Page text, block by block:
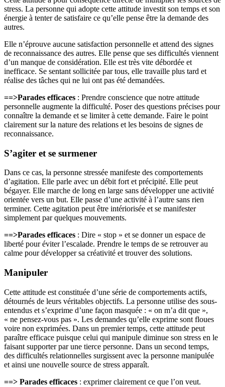
stress. La personne qui adopte cette attitude investit son temps et son
énergie à tenter de satisfaire ce qu’elle pense être la demande des
autres.
Elle n’éprouve aucune satisfaction personnelle et attend des signes
de reconnaissance des autres. Elle pense que ses difficultés viennent
d’un manque de considération. Elle est très vite débordée et
inefficace. Se sentant sollicitée par tous, elle travaille plus tard et
réalise des tâches qui ne lui ont pas été demandées.
==>Parades efficaces : Prendre conscience que notre attitude
personnelle augmente la difficulté. Poser des questions précises pour
connaître la demande et se limiter à cette demande. Faire le point
clairement sur la nature des relations et les besoins de signes de
reconnaissance.
S’agiter et se surmener
Dans ce cas, la personne stressée manifeste des comportements
d’agitation. Elle parle avec un débit fort et précipité. Elle peut
bégayer. Elle marche de long en large sans développer une activité
orientée vers un but. Elle passe d’une activité à l’autre sans rien
terminer. Cette agitation peut être intériorisée et se manifester
simplement par quelques mouvements.
==>Parades efficaces : Dire « stop » et se donner un espace de
liberté pour éviter l’escalade. Prendre le temps de se retrouver au
calme pour développer sa créativité et trouver des solutions.
Manipuler
Cette attitude est constituée d’une série de comportements actifs,
détournés de leurs véritables objectifs. La personne utilise des sous-
entendus et s’exprime d’une façon masquée : « on m’a dit que »,
« ne pensez-vous pas ». Les demandes qu’elle exprime sont floues
voire non exprimées. Dans un premier temps, cette attitude peut
paraître efficace puisque celui qui manipule diminue son stress en le
faisant supporter par une tierce personne. Dans un second temps,
des difficultés relationnelles surgissent avec la personne manipulée
et ainsi une nouvelle source de stress apparaît.
==> Parades efficaces : exprimer clairement ce que l’on veut.